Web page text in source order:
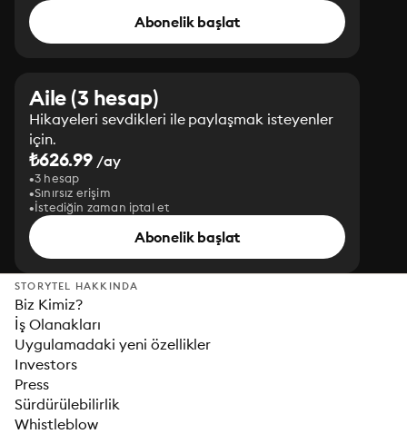
Abonelik başlat
Aile (3 hesap)
Hikayeleri sevdikleri ile paylaşmak isteyenler
için.
₺626.99 /ay
3 hesap
Sınırsız erişim
İstediğin zaman iptal et
Abonelik başlat
STORYTEL HAKKINDA
Biz Kimiz?
İş Olanakları
Uygulamadaki yeni özellikler
Investors
Press
Sürdürülebilirlik
Whistleblow